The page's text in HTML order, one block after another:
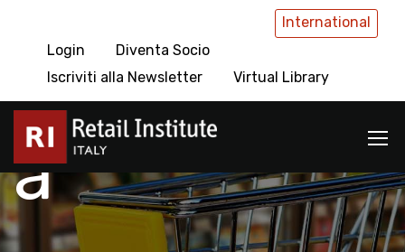
International
Login
Diventa Socio
Iscriviti alla Newsletter
Virtual Library
Sostenibilit
à